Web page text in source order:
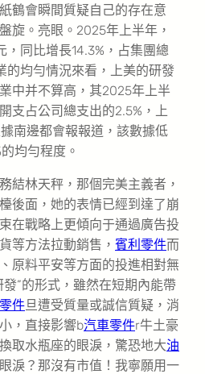
鶴會瞬間質疑自己的存在意
旋。亮眼。2025年上半年，
同比增長14.3%，占集團總
的均勻情況來看，上美的研發
中并不算高，其2025年上半
支占公司總支出的2.5%，上
南邊都會報報道，該數據低
均勻程度。
結林天秤，那個完美主義者，
後面，她的表情已經到達了崩
在戰略上更傾向于通過廣告投
等方法拉動銷售， 賓利零件而
原料平安等方面的投進相對無
”的形式，雖然在短期內能帶
件旦遭受質量或誠信質疑，消
，直接影響b汽車零件r牛土豪
取水瓶座的眼淚，驚恐地大油
淚？那沒有市值！我寧願用一